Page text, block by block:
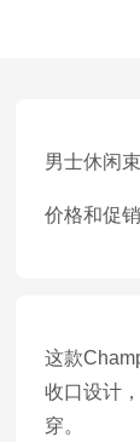
男士休闲
价格和促
这款
收口设计
穿。